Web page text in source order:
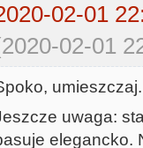
02-01
02-01
uwaga:
elegancko.